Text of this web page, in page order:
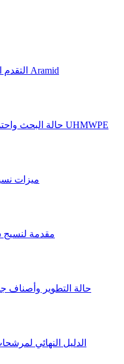
التقدم البحثي للمواد المقاومة للطعن المرن Aramid
حالة البحث واحتمال النسيج المضاد لقطار مثل ألياف UHMWPE
ميزات
مقدمة لنسيج
حالة التطوير وأصناف
الدليل النهائي